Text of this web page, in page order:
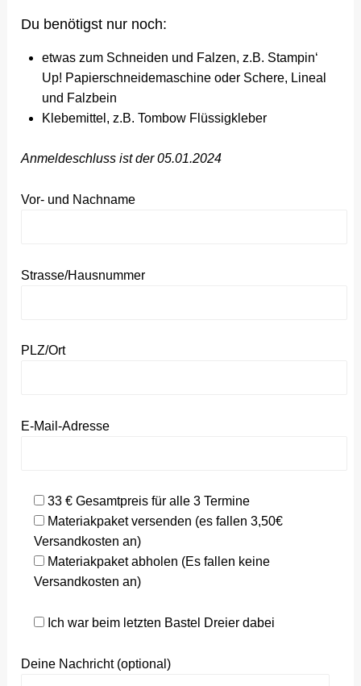
Du benötigst nur noch:
etwas zum Schneiden und Falzen, z.B. Stampin‘
Up! Papierschneidemaschine oder Schere, Lineal
und Falzbein
Klebemittel, z.B. Tombow Flüssigkleber
Anmeldeschluss ist der 05.01.2024
Vor- und Nachname
Strasse/Hausnummer
PLZ/Ort
E-Mail-Adresse
33 € Gesamtpreis für alle 3 Termine
Materiakpaket versenden (es fallen 3,50€
Versandkosten an)
Materiakpaket abholen (Es fallen keine
Versandkosten an)
Ich war beim letzten Bastel Dreier dabei
Deine Nachricht (optional)